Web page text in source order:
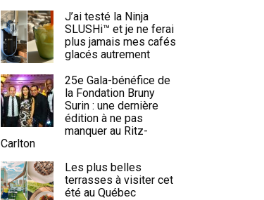
J’ai testé la Ninja
SLUSHi™ et je ne ferai
plus jamais mes cafés
glacés autrement
25e Gala-bénéfice de
la Fondation Bruny
Surin : une dernière
édition à ne pas
manquer au Ritz-
Carlton
Les plus belles
terrasses à visiter cet
été au Québec